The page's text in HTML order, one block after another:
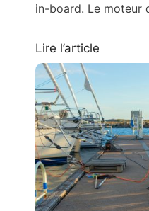
in-board. Le moteur
Lire l’article